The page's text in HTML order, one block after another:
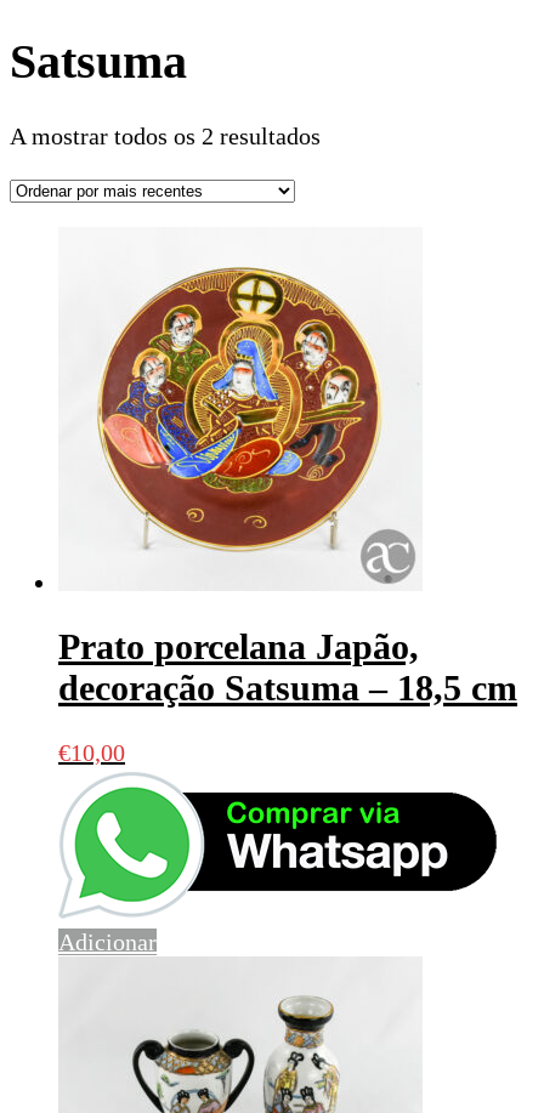
Satsuma
A mostrar todos os 2 resultados
Prato porcelana Japão,
decoração Satsuma – 18,5 cm
€10,00
Adicionar